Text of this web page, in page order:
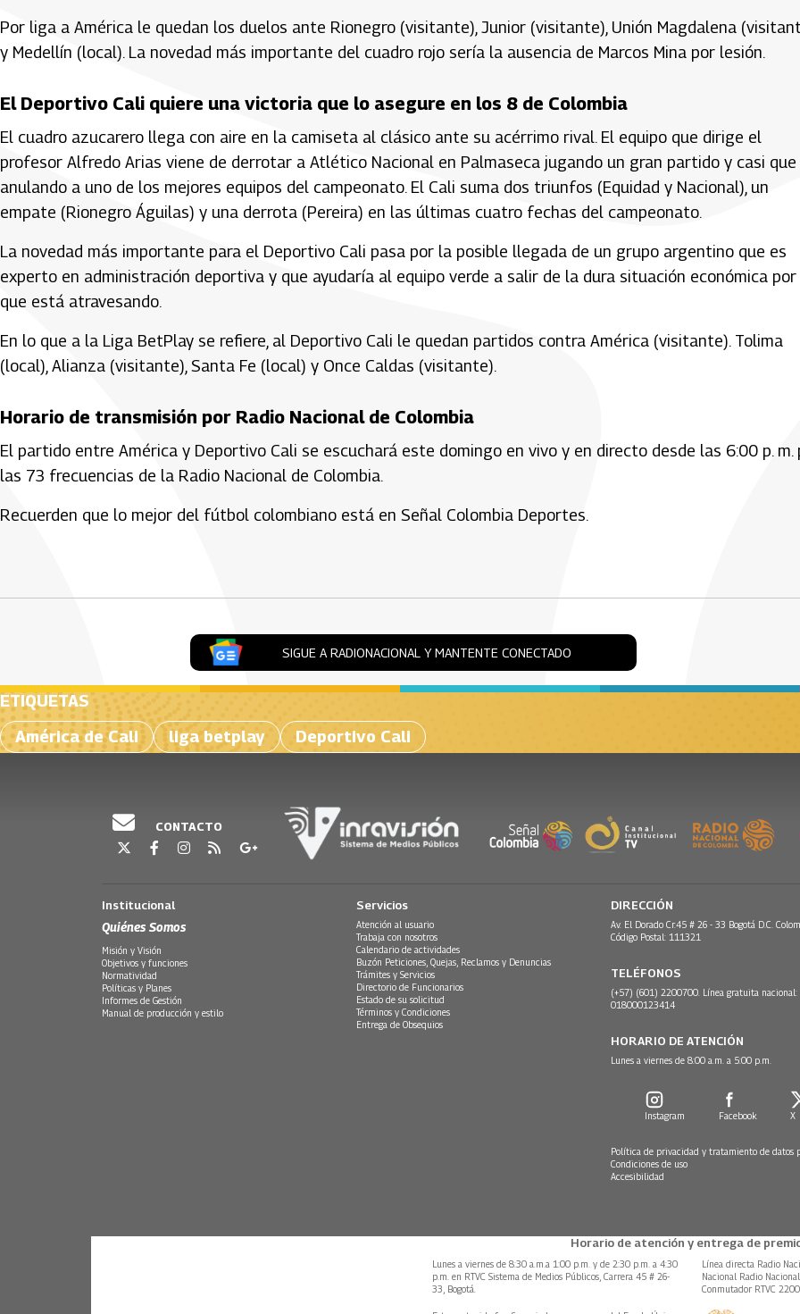
Por liga a América le quedan los duelos ante Rionegro (visitante), Junior (visitante), Unión Magdalena
y Medellín (local). La novedad más importante del cuadro rojo sería la ausencia de Marcos Mina por lesión.
El Deportivo Cali quiere una victoria que lo asegure en los 8 de Colombia
El cuadro azucarero llega con aire en la camiseta al clásico ante su acérrimo rival. El equipo que dirige el
profesor Alfredo Arias viene de derrotar a Atlético Nacional en Palmaseca jugando un gran partido y casi que
anulando a uno de los mejores equipos del campeonato. El Cali suma dos triunfos (Equidad y Nacional), un
empate (Rionegro Águilas) y una derrota (Pereira) en las últimas cuatro fechas del campeonato.
La novedad más importante para el Deportivo Cali pasa por la posible llegada de un grupo argentino que es
experto en administración deportiva y que ayudaría al equipo verde a salir de la dura situación económica
que está atravesando.
En lo que a la Liga BetPlay se refiere, al Deportivo Cali le quedan partidos contra América (visitante). Tolima
(local), Alianza (visitante), Santa Fe (local) y Once Caldas (visitante).
Horario de transmisión por Radio Nacional de Colombia
El partido entre América y Deportivo Cali se escuchará este domingo en vivo y en directo desde las 6:00 p. m.
las 73 frecuencias de la Radio Nacional de Colombia.
Recuerden que lo mejor del fútbol colombiano está en Señal Colombia Deportes.
SIGUE A RADIONACIONAL Y MANTENTE CONECTADO
ETIQUETAS
América de Cali
liga betplay Deportivo Cali
CONTACTO
Institucional
Quiénes Somos
Misión y Visión
Objetivos y funciones
Normatividad
Políticas y Planes
Informes de Gestión
Manual de producción y estilo
Servicios
Atención al usuario
Trabaja con nosotros
Calendario de actividades
Buzón Peticiones, Quejas, Reclamos y Denuncias
Trámites y Servicios
Directorio de Funcionarios
Estado de su solicitud
Términos y Condiciones
Entrega de Obsequios
DIRECCIÓN
Av. El Dorado Cr.45 # 26 - 33 Bogotá D.C.
Código Postal: 111321
TELÉFONOS
(+57) (601) 2200700. Línea gratuita nacional:
018000123414
HORARIO DE ATENCIÓN
Lunes a viernes de 8:00 a.m. a 5:00 p.m.
Instagram Facebook X
Política de privacidad y tratamiento de datos
Condiciones de uso
Accesibilidad
Horario de atención y entrega de
Lunes a viernes de 8:30 a.m.a 1:00 p.m. y de 2:30 p.m. a 4:30
p.m. en RTVC Sistema de Medios Públicos, Carrera 45 # 26-
33, Bogotá.
Línea directa Radio
Nacional Radio
Conmutador RTVC